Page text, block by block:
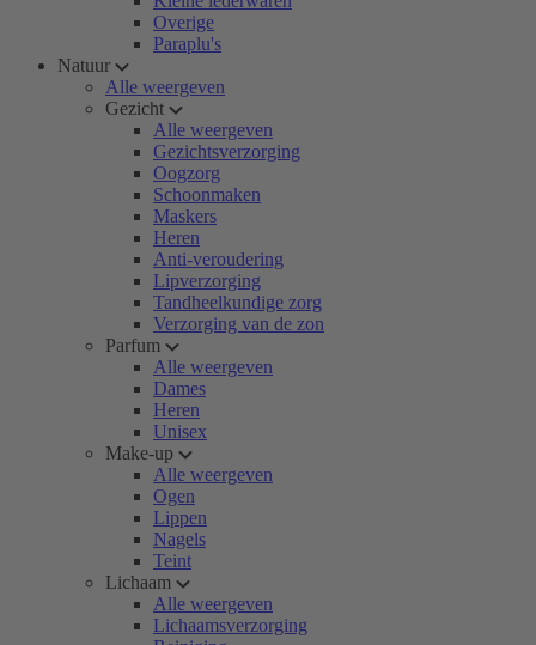
Overige
Paraplu's
Natuur
Alle weergeven
Gezicht
Alle weergeven
Gezichtsverzorging
Oogzorg
Schoonmaken
Maskers
Heren
Anti-veroudering
Lipverzorging
Tandheelkundige zorg
Verzorging van de zon
Parfum
Alle weergeven
Dames
Heren
Unisex
Make-up
Alle weergeven
Ogen
Lippen
Nagels
Teint
Lichaam
Alle weergeven
Lichaamsverzorging